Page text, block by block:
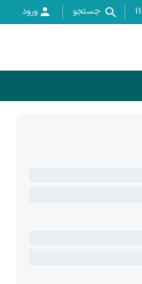
جستجو ورود